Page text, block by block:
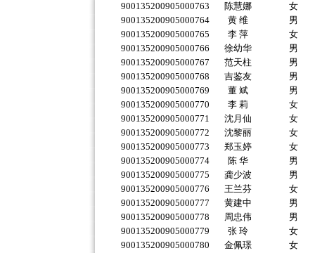
900135200905000763
陈慧娜
女
900135200905000764
黄 维
男
900135200905000765
李 萍
女
900135200905000766
徐幼华
男
900135200905000767
范天柱
男
900135200905000768
吉鉴友
男
900135200905000769
董 斌
男
900135200905000770
李 莉
女
900135200905000771
沈月仙
女
900135200905000772
沈黎丽
女
900135200905000773
郑玉婷
女
900135200905000774
陈 华
男
900135200905000775
龚少波
男
900135200905000776
王兰芬
女
900135200905000777
黄建中
男
900135200905000778
周忠伟
男
900135200905000779
张 玲
女
900135200905000780
金佩璟
女